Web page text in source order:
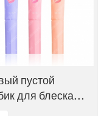
пустой
для блеска